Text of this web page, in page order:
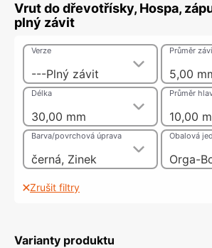
Vrut do dřevotřísky, Hospa,
plný závit
---Plný závit
Verze
5,00
Průměr
30,00 mm
Délka
10,00
Průměr
černá, Zinek
Barva/povrchová úprava
Orga-
Obalová
Zrušit filtry
Varianty produktu